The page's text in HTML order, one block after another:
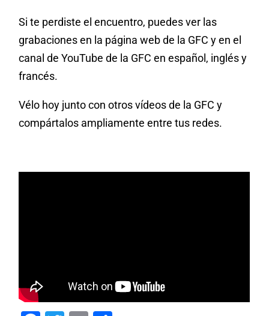
Si te perdiste el encuentro, puedes ver las
grabaciones en la página web de la GFC y en el
canal de YouTube de la GFC en español, inglés y
francés.
Vélo hoy junto con otros vídeos de la GFC y
compártalos ampliamente entre tus redes.